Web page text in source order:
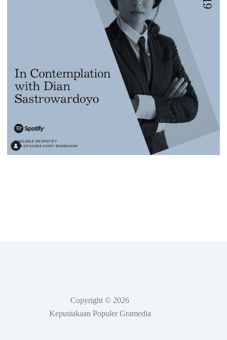
Copyright © 2026
Kepustakaan Populer Gramedia